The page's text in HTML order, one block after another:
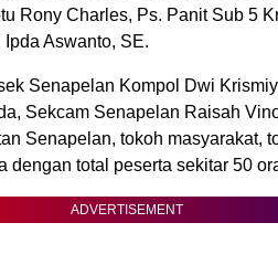
Rony Charles, Ps. Panit Sub 5
Aswanto, SE.
Senapelan Kompol Dwi
Sekcam Senapelan Raisah
Senapelan, tokoh masyarakat,
dengan total peserta sekitar 50
ADVERTISEMENT